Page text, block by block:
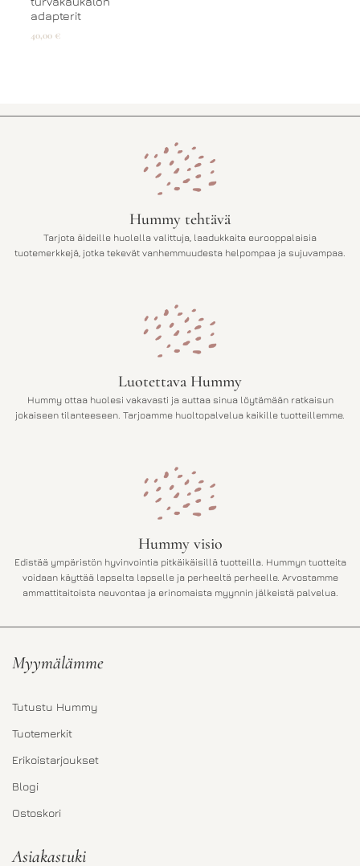
adapterit
40,00 €
Hummy tehtävä
Tarjota äideille huolella valittuja, laadukkaita eurooppalaisia
tuotemerkkejä, jotka tekevät vanhemmuudesta helpompaa ja sujuvampaa.
Luotettava Hummy
Hummy ottaa huolesi vakavasti ja auttaa sinua löytämään ratkaisun
jokaiseen tilanteeseen. Tarjoamme huoltopalvelua kaikille tuotteillemme.
Hummy visio
Edistää ympäristön hyvinvointia pitkäikäisillä tuotteilla. Hummyn tuotteita
voidaan käyttää lapselta lapselle ja perheeltä perheelle. Arvostamme
ammattitaitoista neuvontaa ja erinomaista myynnin jälkeistä palvelua.
Myymälämme
Tutustu Hummy
Tuotemerkit
Erikoistarjoukset
Blogi
Ostoskori
Asiakastuki